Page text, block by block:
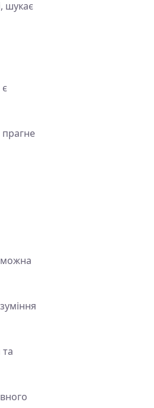
шукає
прагне
можна